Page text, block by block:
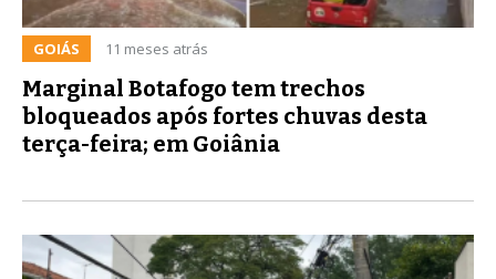
GOIÁS 11 meses atrás
Marginal Botafogo tem trechos
bloqueados após fortes chuvas desta
terça-feira; em Goiânia